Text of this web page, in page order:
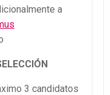
a
3 candidatos